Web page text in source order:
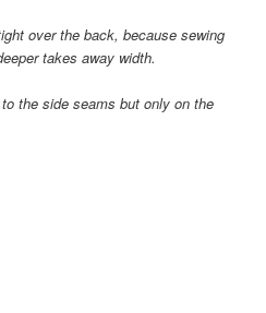
over the back, because sewing
takes away width.
the side seams but only on the